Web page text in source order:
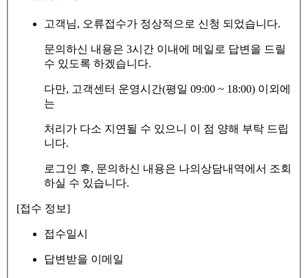
고객님, 오류접수가 정상적으로 신청 되었습니다.
문의하신 내용은 3시간 이내에 메일로 답변을 드릴
수 있도록 하겠습니다.
다만, 고객센터 운영시간(평일 09:00 ~ 18:00) 이외에
는
처리가 다소 지연될 수 있으니 이 점 양해 부탁 드립
니다.
로그인 후, 문의하신 내용은 나의상담내역에서 조회
하실 수 있습니다.
[접수 정보]
접수일시
답변받을 이메일